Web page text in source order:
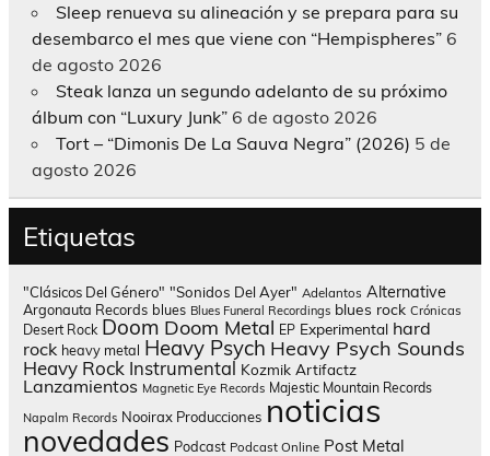
Sleep renueva su alineación y se prepara para su
desembarco el mes que viene con “Hempispheres” 6
de agosto 2026
Steak lanza un segundo adelanto de su próximo
álbum con “Luxury Junk” 6 de agosto 2026
Tort – “Dimonis De La Sauva Negra” (2026) 5 de
agosto 2026
Etiquetas
"Clásicos Del Género" "Sonidos Del Ayer" Adelantos Alternative
Argonauta Records blues Blues Funeral Recordings blues rock Crónicas
Desert Rock Doom Doom Metal EP Experimental hard
rock heavy metal Heavy Psych Heavy Psych Sounds
Heavy Rock Instrumental Kozmik Artifactz
Lanzamientos Magnetic Eye Records Majestic Mountain Records
Napalm Records Nooirax Producciones noticias
novedades Podcast Podcast Online Post Metal